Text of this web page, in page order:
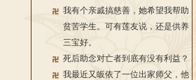
我有个亲戚搞慈善，她希望我帮助
贫苦学生。可有莲友说，还是供养
三宝好。
死后助念对亡者到底有没有利益？
我最近又皈依了一位出家师父，他